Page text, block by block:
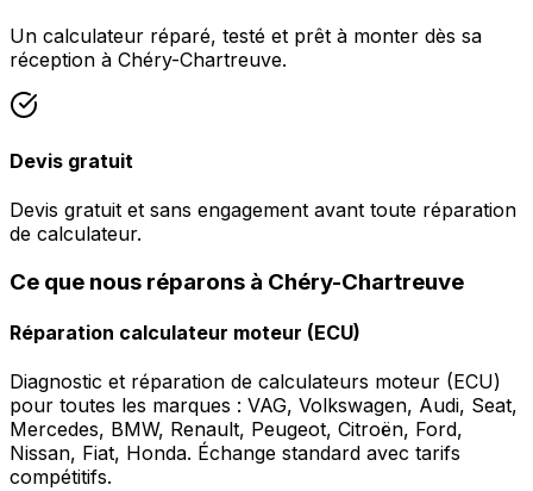
Un calculateur réparé, testé et prêt à monter dès sa
réception à Chéry-Chartreuve.
Devis gratuit
Devis gratuit et sans engagement avant toute réparation
de calculateur.
Ce que nous réparons à Chéry-Chartreuve
Réparation calculateur moteur (ECU)
Diagnostic et réparation de calculateurs moteur (ECU)
pour toutes les marques : VAG, Volkswagen, Audi, Seat,
Mercedes, BMW, Renault, Peugeot, Citroën, Ford,
Nissan, Fiat, Honda. Échange standard avec tarifs
compétitifs.